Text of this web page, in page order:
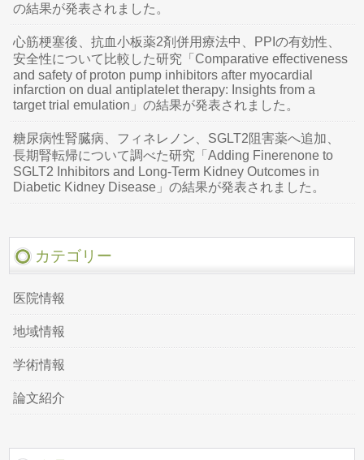
の結果が発表されました。
心筋梗塞後、抗血小板薬2剤併用療法中、PPIの有効性、
安全性について比較した研究「Comparative effectiveness
and safety of proton pump inhibitors after myocardial
infarction on dual antiplatelet therapy: Insights from a
target trial emulation」の結果が発表されました。
糖尿病性腎臓病、フィネレノン、SGLT2阻害薬へ追加、
長期腎転帰について調べた研究「Adding Finerenone to
SGLT2 Inhibitors and Long-Term Kidney Outcomes in
Diabetic Kidney Disease」の結果が発表されました。
カテゴリー
医院情報
地域情報
学術情報
論文紹介